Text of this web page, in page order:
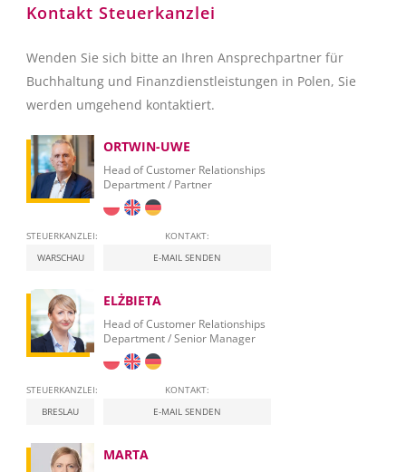
Kontakt Steuerkanzlei
Wenden Sie sich bitte an Ihren Ansprechpartner für
Buchhaltung und Finanzdienstleistungen in Polen, Sie
werden umgehend kontaktiert.
STEUERKANZLEI:
WARSCHAU
ORTWIN-UWE
Head of Customer Relationships
Department / Partner
KONTAKT:
E-MAIL SENDEN
STEUERKANZLEI:
BRESLAU
ELŻBIETA
Head of Customer Relationships
Department / Senior Manager
KONTAKT:
E-MAIL SENDEN
MARTA